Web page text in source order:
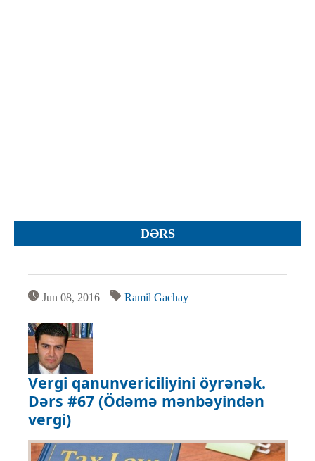
Vəsatətlər
DƏRS
Jun 08, 2016 Ramil Gachay
Vergi qanunvericiliyini öyrənək.
Dərs #67 (Ödəmə mənbəyindən
vergi)